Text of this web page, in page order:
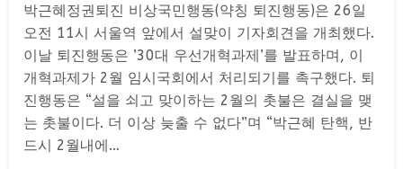
박근혜정권퇴진 비상국민행동(약칭 퇴진행동)은 26일
오전 11시 서울역 앞에서 설맞이 기자회견을 개최했다.
이날 퇴진행동은 ’30대 우선개혁과제’를 발표하며, 이
개혁과제가 2월 임시국회에서 처리되기를 촉구했다. 퇴
진행동은 “설을 쇠고 맞이하는 2월의 촛불은 결실을 맺
는 촛불이다. 더 이상 늦출 수 없다”며 “박근혜 탄핵, 반
드시 2월내에…